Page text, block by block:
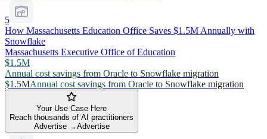
5
How Massachusetts Education Office Saves $1.5M Annually with
Snowflake
Massachusetts Executive Office of Education
$1.5M
Annual cost savings from Oracle to Snowflake migration
$1.5MAnnual cost savings from Oracle to Snowflake migration
Your Use Case Here
Reach thousands of AI practitioners
Advertise →Advertise